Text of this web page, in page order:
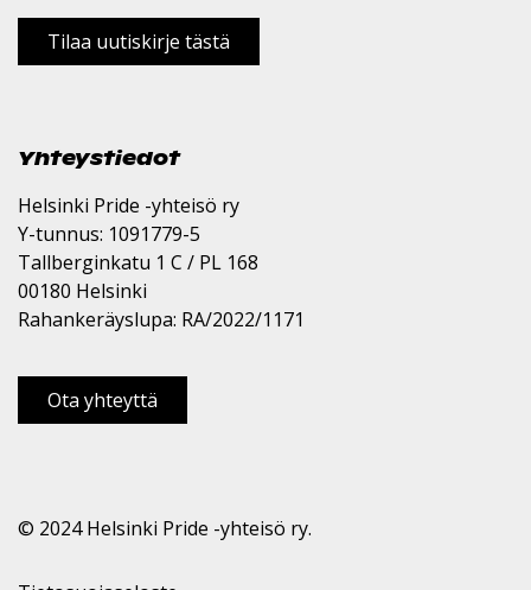
Tilaa uutiskirje tästä
Yhteystiedot
Helsinki Pride -yhteisö ry
Y-tunnus: 1091779-5
Tallberginkatu 1 C / PL 168
00180 Helsinki
Rahankeräyslupa: RA/2022/1171
Ota yhteyttä
© 2024 Helsinki Pride -yhteisö ry.